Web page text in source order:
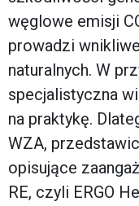
węglowe emisji
prowadzi
naturalnych. W
specjalistyczna
na praktykę.
WZA,
opisujące
RE, czyli ERGO